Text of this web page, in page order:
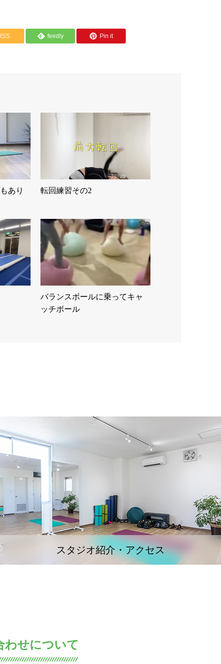
feedly Pin it
あり 転回練習その2
バランスボールに乗ってキャ
ッチボール
スタジオ紹介・アクセス
わせについて